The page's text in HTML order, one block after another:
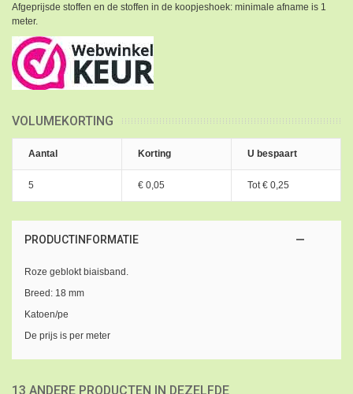
Afgeprijsde stoffen en de stoffen in de koopjeshoek: minimale afname is 1
meter.
VOLUMEKORTING
Aantal Korting U bespaart
5 € 0,05 Tot € 0,25
PRODUCTINFORMATIE
Roze geblokt biaisband.
Breed: 18 mm
Katoen/pe
De prijs is per meter
13 ANDERE PRODUCTEN IN DEZELFDE